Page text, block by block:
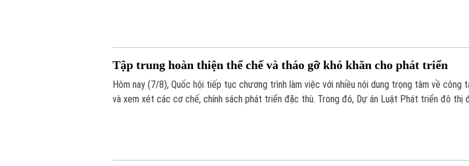
Tập trung hoàn thiện thể chế và tháo gỡ khó khăn cho phát triển
Hôm nay (7/8), Quốc hội tiếp tục chương trình làm việc với nhiều nội dung trọng tâm về công
và xem xét các cơ chế, chính sách phát triển đặc thù. Trong đó, Dự án Luật Phát triển đô thị